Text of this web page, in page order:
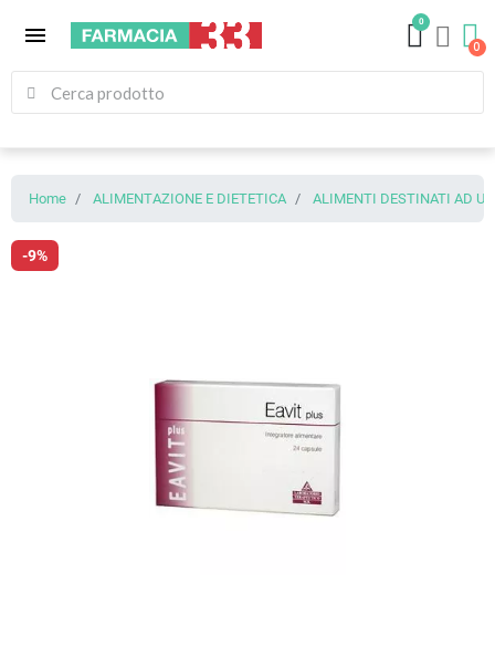
menu
0
Home ALIMENTAZIONE E DIETETICA ALIMENTI DESTINATI AD
-9%